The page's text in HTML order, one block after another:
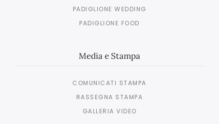
PADIGLIONE WEDDING
PADIGLIONE FOOD
Media e Stampa
COMUNICATI STAMPA
RASSEGNA STAMPA
GALLERIA VIDEO